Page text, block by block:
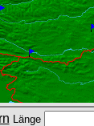
Länge